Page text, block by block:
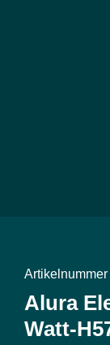
Alura
Watt-